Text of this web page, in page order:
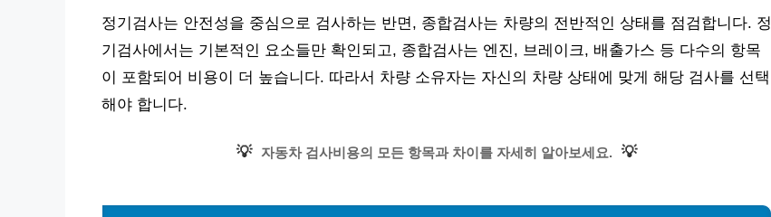
정기검사는 안전성을 중심으로 검사하는 반면, 종합검사는 차량의 전반적인 상태를 점검합니다. 정
기검사에서는 기본적인 요소들만 확인되고, 종합검사는 엔진, 브레이크, 배출가스 등 다수의 항목
이 포함되어 비용이 더 높습니다. 따라서 차량 소유자는 자신의 차량 상태에 맞게 해당 검사를 선택
해야 합니다.
💡 자동차 검사비용의 모든 항목과 차이를 자세히 알아보세요. 💡